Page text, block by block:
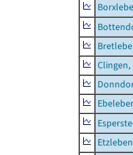
Etzleben